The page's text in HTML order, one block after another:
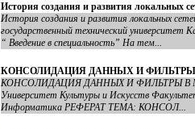
История создания и развития локальных
История создания и развития локальных
государственный технический
“ Введение в специальность” На тем...
КОНСОЛИДАЦИЯ ДАННЫХ И ФИЛЬТРЫ В
КОНСОЛИДАЦИЯ ДАННЫХ И ФИЛЬТРЫ В
Университет Культуры и Искусств
Информатика РЕФЕРАТ ТЕМА: КОНСОЛ...